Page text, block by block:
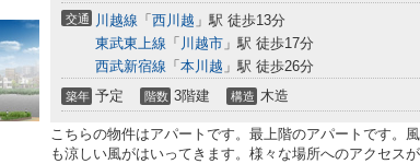
交通 川越線 「 西川越 」駅 徒歩13分
東武東上線 「 川越市 」駅 徒歩17分
西武新宿線 「 本川越 」駅 徒歩26分
築年 予定 階数 3階建 構造 木造
こちらの物件はアパートです。最上階のアパートです。
も涼しい風がはいってきます。様々な場所へのアクセス